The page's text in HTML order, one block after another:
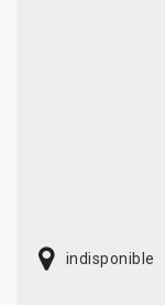
indisponible